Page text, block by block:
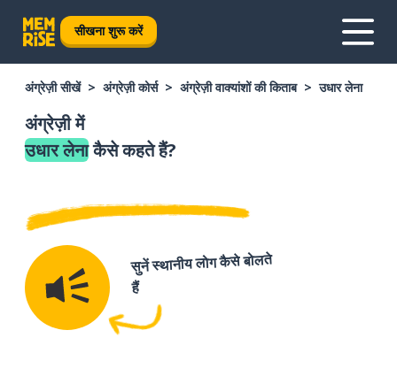
सीखना शुरू करें
अंग्रेज़ी सीखें अंग्रेज़ी कोर्स अंग्रेज़ी वाक्यांशों की किताब उधार लेना
अंग्रेज़ी में
उधार लेनाकैसे कहते हैं?
सुनें स्थानीय लोग कैसे बोलते
हैं